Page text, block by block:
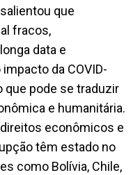
que
fracos,
data e
da COVID-
que pode se traduzir
e humanitária.
econômicos e
têm estado no
como Bolívia, Chile,